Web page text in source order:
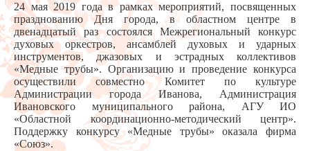
24 мая 2019 года в рамках мероприятий, посвященных
празднованию Дня города, в областном центре в
двенадцатый раз состоялся Межрегиональный конкурс
духовых оркестров, ансамблей духовых и ударных
инструментов, джазовых и эстрадных коллективов
«Медные трубы». Организацию и проведение конкурса
осуществили совместно Комитет по культуре
Администрации города Иванова, Администрация
Ивановского муниципального района, АГУ ИО
«Областной координационно-методический центр».
Поддержку конкурсу «Медные трубы» оказала фирма
«Союз».